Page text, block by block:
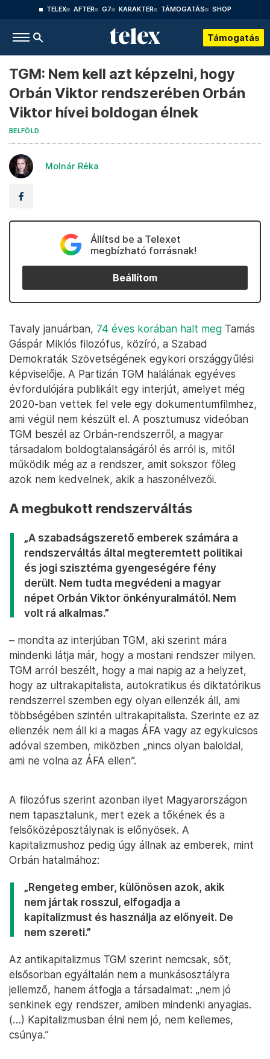
TELEX AFTER G7 KARAKTER TÁMOGATÁS SHOP
Támogatás
TGM: Nem kell azt képzelni, hogy
Orbán Viktor rendszerében Orbán
Viktor hívei boldogan élnek
BELFÖLD
Molnár Réka
Állítsd be a Telexet
megbízható forrásnak!
Beállítom
Tavaly januárban, 74 éves korában halt meg Tamás
Gáspár Miklós filozófus, közíró, a Szabad
Demokraták Szövetségének egykori országgyűlési
képviselője. A Partizán TGM halálának egyéves
évfordulójára publikált egy interjút, amelyet még
2020-ban vettek fel vele egy dokumentumfilmhez,
ami végül nem készült el. A posztumusz videóban
TGM beszél az Orbán-rendszerről, a magyar
társadalom boldogtalanságáról és arról is, mitől
működik még az a rendszer, amit sokszor főleg
azok nem kedvelnek, akik a haszonélvezői.
A megbukott rendszerváltás
„A szabadságszerető emberek számára a
rendszerváltás által megteremtett politikai
és jogi szisztéma gyengeségére fény
derült. Nem tudta megvédeni a magyar
népet Orbán Viktor önkényuralmától. Nem
volt rá alkalmas.”
– mondta az interjúban TGM, aki szerint mára
mindenki látja már, hogy a mostani rendszer milyen.
TGM arról beszélt, hogy a mai napig az a helyzet,
hogy az ultrakapitalista, autokratikus és diktatórikus
rendszerrel szemben egy olyan ellenzék áll, ami
többségében szintén ultrakapitalista. Szerinte ez az
ellenzék nem áll ki a magas ÁFA vagy az egykulcsos
adóval szemben, miközben „nincs olyan baloldal,
ami ne volna az ÁFA ellen”.
A filozófus szerint azonban ilyet Magyarországon
nem tapasztalunk, mert ezek a tőkének és a
felsőközéposztálynak is előnyösek. A
kapitalizmushoz pedig úgy állnak az emberek, mint
Orbán hatalmához:
„Rengeteg ember, különösen azok, akik
nem jártak rosszul, elfogadja a
kapitalizmust és használja az előnyeit. De
nem szereti.”
Az antikapitalizmus TGM szerint nemcsak, sőt,
elsősorban egyáltalán nem a munkásosztályra
jellemző, hanem átfogja a társadalmat: „nem jó
senkinek egy rendszer, amiben mindenki anyagias.
(…) Kapitalizmusban élni nem jó, nem kellemes,
csúnya.”